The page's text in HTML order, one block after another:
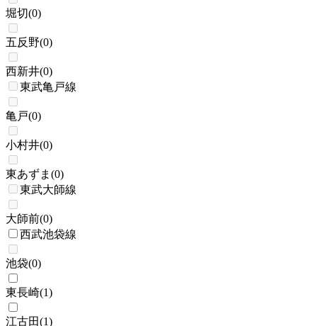
堀切(0)
五反野(0)
西新井(0)
東武亀戸線
亀戸(0)
小村井(0)
東あずま (0)
東武大師線
大師前(0)
西武池袋線
池袋(0)
東長崎(1)
江古田(1)